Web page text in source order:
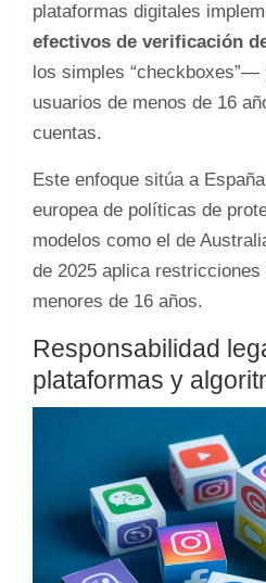
plataformas digitales
efectivos de verificación
los simples “checkboxes”—
usuarios de menos de 16
cuentas.
Este enfoque sitúa a
europea de políticas de
modelos como el de
de 2025 aplica
menores de 16 años.
Responsabilidad
plataformas y